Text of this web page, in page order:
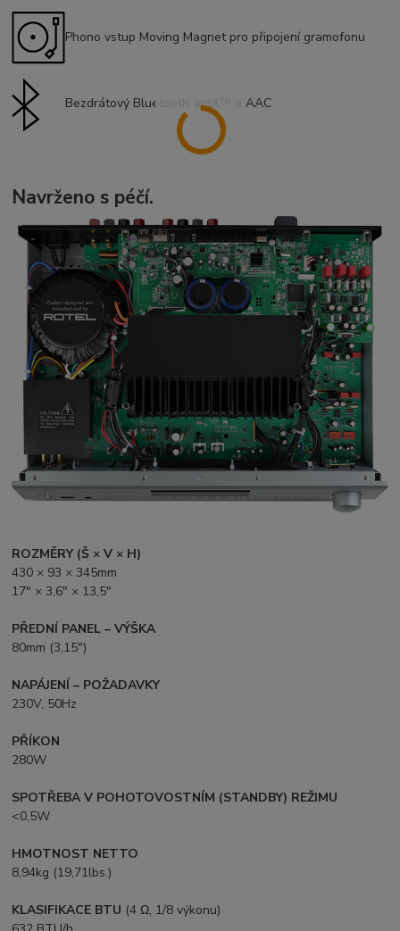
Phono vstup Moving Magnet pro připojení gramofonu
Bezdrátový Bluetooth aptX™ a AAC
Navrženo s péčí.
ROZMĚRY (Š × V × H)
430 × 93 × 345mm
17" × 3,6" × 13,5"
PŘEDNÍ PANEL – VÝŠKA
80mm (3,15")
NAPÁJENÍ – POŽADAVKY
230V, 50Hz
PŘÍKON
280W
SPOTŘEBA V POHOTOVOSTNÍM (STANDBY) REŽIMU
<0,5W
HMOTNOST NETTO
8,94kg (19,71lbs.)
KLASIFIKACE BTU (4 Ω, 1/8 výkonu)